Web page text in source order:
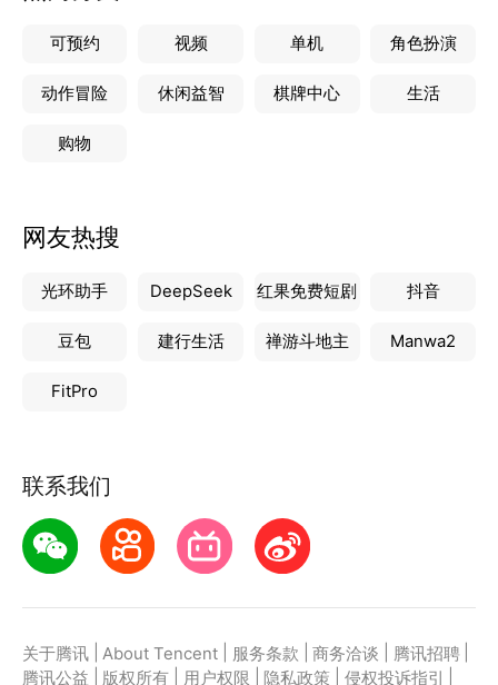
可预约 视频 单机 角色扮演
动作冒险 休闲益智 棋牌中心 生活
购物
网友热搜
光环助手 DeepSeek 红果免费短剧 抖音
豆包 建行生活 禅游斗地主 Manwa2
FitPro
联系我们
关于腾讯 About Tencent 服务条款 商务洽谈 腾讯招聘
腾讯公益
版权所有 用户权限 隐私政策 侵权投诉指引